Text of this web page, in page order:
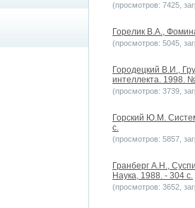
(просмотров: 7425,
Горелик В.А.,
(просмотров: 5045,
Городецкий В.И.,
интеллекта. 1998.
(просмотров: 3739,
Горский Ю.М.
с.
(просмотров: 5857,
Гранберг А.Н.,
Наука, 1988. - 304 с.
(просмотров: 3652,